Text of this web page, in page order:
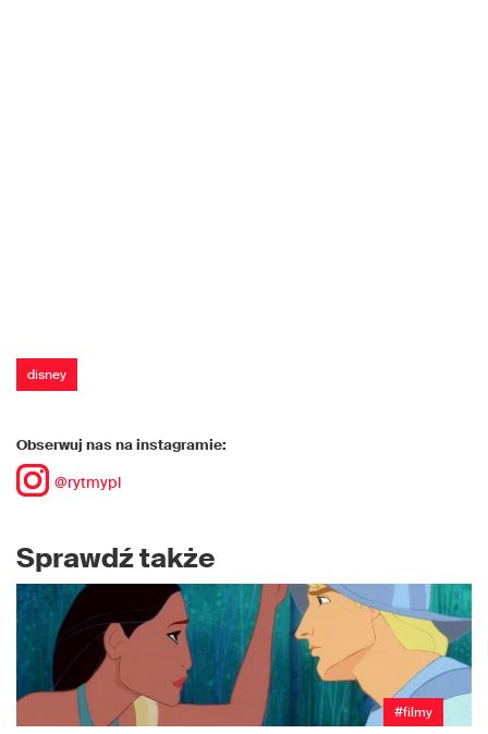
disney
Obserwuj nas na instagramie:
@rytmypl
Sprawdź także
#filmy